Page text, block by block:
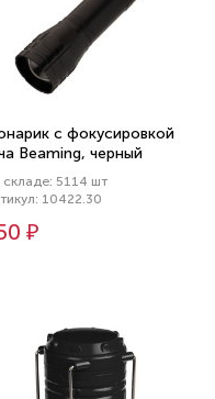
с фокусировкой
Beaming, черный
складе: 5114 шт
10422.30
₽